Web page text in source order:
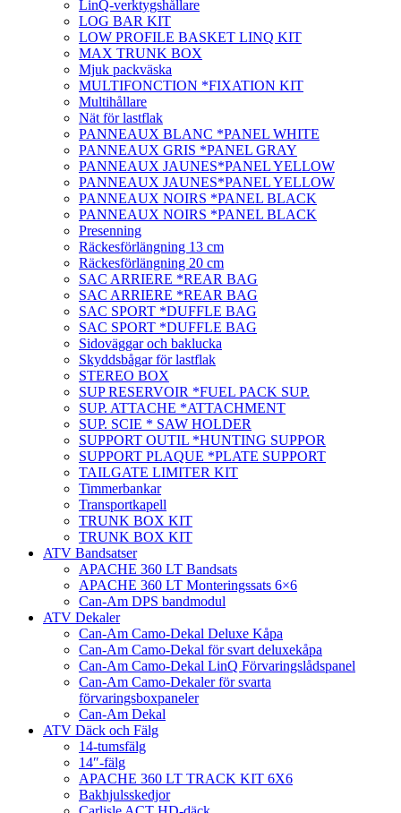
LinQ-verktygshållare
LOG BAR KIT
LOW PROFILE BASKET LINQ KIT
MAX TRUNK BOX
Mjuk packväska
MULTIFONCTION *FIXATION KIT
Multihållare
Nät för lastflak
PANNEAUX BLANC *PANEL WHITE
PANNEAUX GRIS *PANEL GRAY
PANNEAUX JAUNES*PANEL YELLOW
PANNEAUX JAUNES*PANEL YELLOW
PANNEAUX NOIRS *PANEL BLACK
PANNEAUX NOIRS *PANEL BLACK
Presenning
Räckesförlängning 13 cm
Räckesförlängning 20 cm
SAC ARRIERE *REAR BAG
SAC ARRIERE *REAR BAG
SAC SPORT *DUFFLE BAG
SAC SPORT *DUFFLE BAG
Sidoväggar och baklucka
Skyddsbågar för lastflak
STEREO BOX
SUP RESERVOIR *FUEL PACK SUP.
SUP. ATTACHE *ATTACHMENT
SUP. SCIE * SAW HOLDER
SUPPORT OUTIL *HUNTING SUPPOR
SUPPORT PLAQUE *PLATE SUPPORT
TAILGATE LIMITER KIT
Timmerbankar
Transportkapell
TRUNK BOX KIT
TRUNK BOX KIT
ATV Bandsatser
APACHE 360 LT Bandsats
APACHE 360 LT Monteringssats 6×6
Can-Am DPS bandmodul
ATV Dekaler
Can-Am Camo-Dekal Deluxe Kåpa
Can-Am Camo-Dekal för svart deluxekåpa
Can-Am Camo-Dekal LinQ Förvaringslådspanel
Can-Am Camo-Dekaler för svarta
förvaringsboxpaneler
Can-Am Dekal
ATV Däck och Fälg
14-tumsfälg
14″-fälg
APACHE 360 LT TRACK KIT 6X6
Bakhjulsskedjor